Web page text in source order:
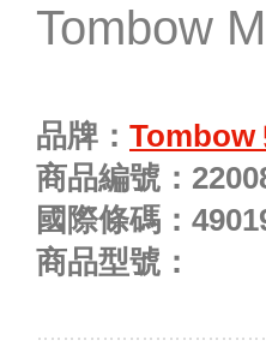
Tombow
品牌： Tombow
商品編號：
國際條碼：
商品型號：